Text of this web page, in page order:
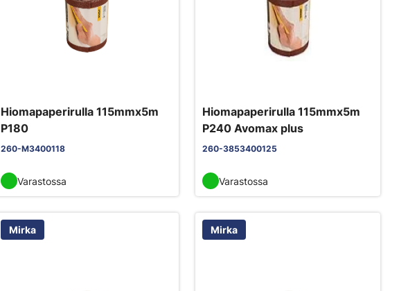
Hiomapaperirulla 115mmx5m
P180
260-M3400118
Varastossa
Hiomapaperirulla 115mmx5m
P240 Avomax plus
260-3853400125
Varastossa
Mirka Mirka